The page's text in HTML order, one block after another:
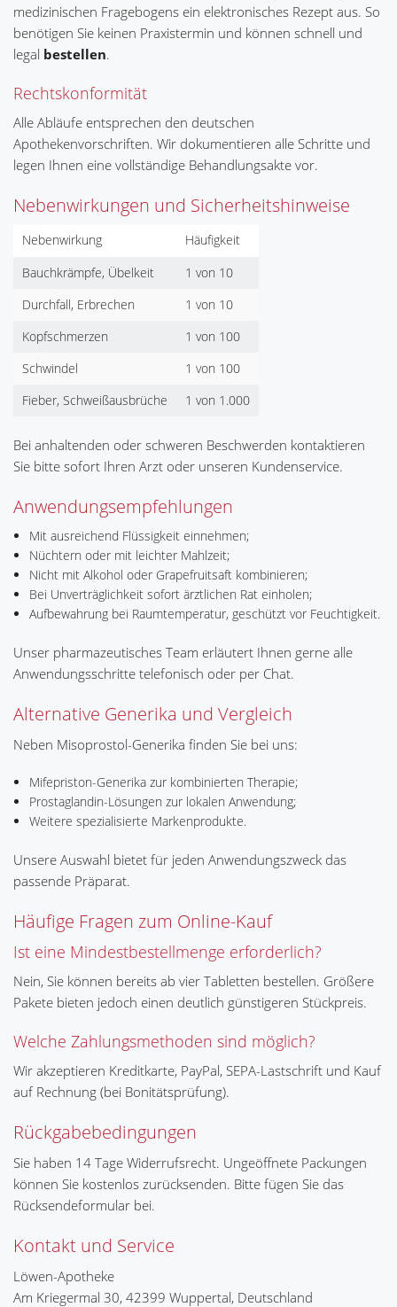
medizinischen Fragebogens ein elektronisches Rezept aus. So
benötigen Sie keinen Praxistermin und können schnell und
legal bestellen.
Rechtskonformität
Alle Abläufe entsprechen den deutschen
Apothekenvorschriften. Wir dokumentieren alle Schritte und
legen Ihnen eine vollständige Behandlungsakte vor.
Nebenwirkungen und Sicherheitshinweise
Nebenwirkung
Häufigkeit
Bauchkrämpfe, Übelkeit
1 von 10
Durchfall, Erbrechen
1 von 10
Kopfschmerzen
1 von 100
Schwindel
1 von 100
Fieber, Schweißausbrüche
1 von 1.000
Bei anhaltenden oder schweren Beschwerden kontaktieren
Sie bitte sofort Ihren Arzt oder unseren Kundenservice.
Anwendungsempfehlungen
Mit ausreichend Flüssigkeit einnehmen;
Nüchtern oder mit leichter Mahlzeit;
Nicht mit Alkohol oder Grapefruitsaft kombinieren;
Bei Unverträglichkeit sofort ärztlichen Rat einholen;
Aufbewahrung bei Raumtemperatur, geschützt vor Feuchtigkeit.
Unser pharmazeutisches Team erläutert Ihnen gerne alle
Anwendungsschritte telefonisch oder per Chat.
Alternative Generika und Vergleich
Neben Misoprostol-Generika finden Sie bei uns:
Mifepriston-Generika zur kombinierten Therapie;
Prostaglandin-Lösungen zur lokalen Anwendung;
Weitere spezialisierte Markenprodukte.
Unsere Auswahl bietet für jeden Anwendungszweck das
passende Präparat.
Häufige Fragen zum Online-Kauf
Ist eine Mindestbestellmenge erforderlich?
Nein, Sie können bereits ab vier Tabletten bestellen. Größere
Pakete bieten jedoch einen deutlich günstigeren Stückpreis.
Welche Zahlungsmethoden sind möglich?
Wir akzeptieren Kreditkarte, PayPal, SEPA-Lastschrift und Kauf
auf Rechnung (bei Bonitätsprüfung).
Rückgabebedingungen
Sie haben 14 Tage Widerrufsrecht. Ungeöffnete Packungen
können Sie kostenlos zurücksenden. Bitte fügen Sie das
Rücksendeformular bei.
Kontakt und Service
Löwen-Apotheke
Am Kriegermal 30, 42399 Wuppertal, Deutschland